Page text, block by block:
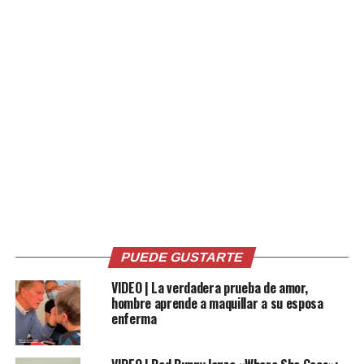
Comparte esto:
PUEDE GUSTARTE
VIDEO | La verdadera prueba de amor,
hombre aprende a maquillar a su esposa
enferma